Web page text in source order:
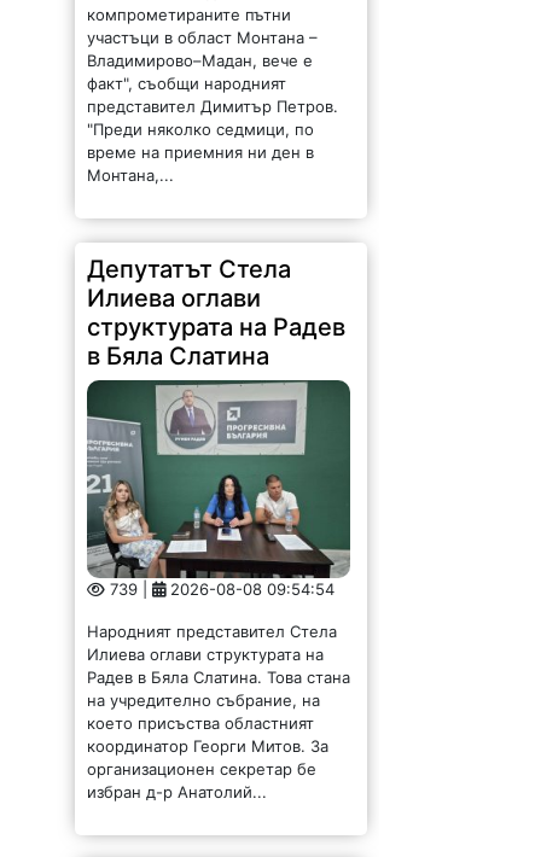
участъци в област Монтана –
Владимирово–Мадан, вече е
факт", съобщи народният
представител Димитър Петров.
"Преди няколко седмици, по
време на приемния ни ден в
Монтана,...
Депутатът Стела
Илиева оглави
структурата на Радев
в Бяла Слатина
739 | 2026-08-08 09:54:54
Илиева оглави структурата на
Радев в Бяла Слатина. Това стана
на учредително събрание, на
което присъства областният
координатор Георги Митов. За
организационен секретар бе
избран д-р Анатолий...